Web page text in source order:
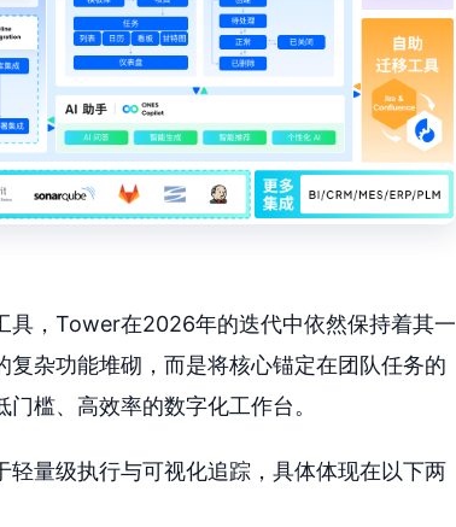
具，Tower在2026年的迭代中依然保持着其一
杂功能堆砌，而是将核心锚定在团队任务的
槛、高效率的数字化工作台。
量级执行与可视化追踪，具体体现在以下两